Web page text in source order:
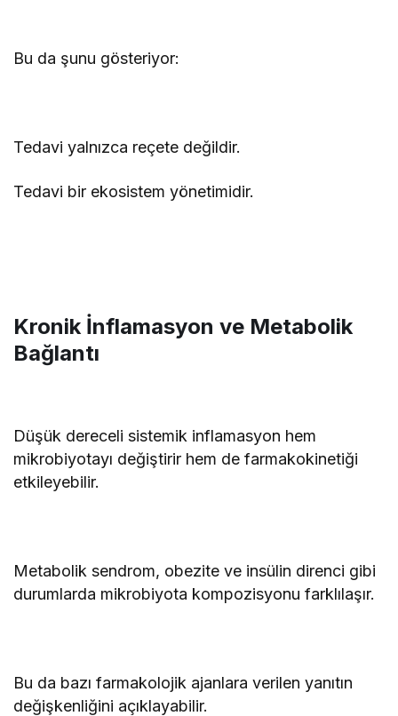
Bu da şunu gösteriyor:
Tedavi yalnızca reçete değildir.
Tedavi bir ekosistem yönetimidir.
Kronik İnflamasyon ve Metabolik
Bağlantı
Düşük dereceli sistemik inflamasyon hem
mikrobiyotayı değiştirir hem de farmakokinetiği
etkileyebilir.
Metabolik sendrom, obezite ve insülin direnci gibi
durumlarda mikrobiyota kompozisyonu farklılaşır.
Bu da bazı farmakolojik ajanlara verilen yanıtın
değişkenliğini açıklayabilir.